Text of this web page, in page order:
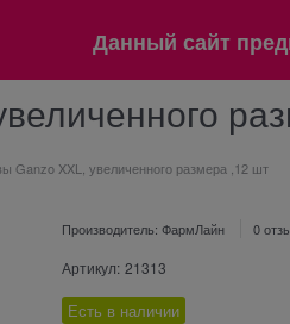
Данный сайт
Ganzo XXL, увеличенного размера ,12 шт
Производитель: ФармЛайн 0
Артикул: 21313
Есть в наличии